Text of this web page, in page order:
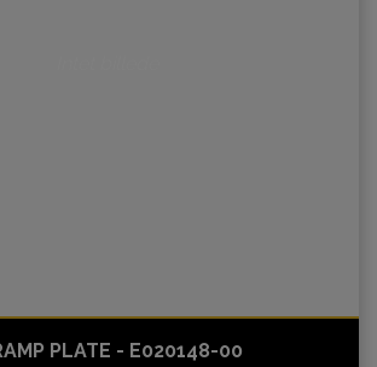
PLATE - E020148-00